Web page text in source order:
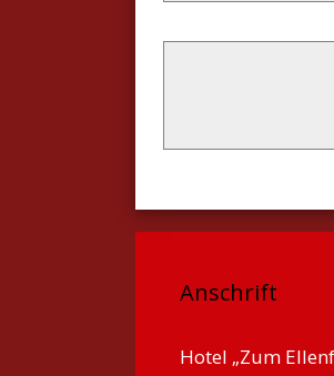
Anschrift
Hotel „Zum